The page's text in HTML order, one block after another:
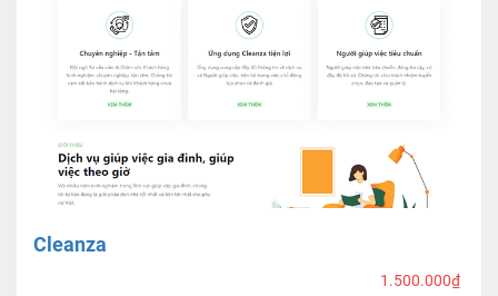
Cleanza
1.500.000₫